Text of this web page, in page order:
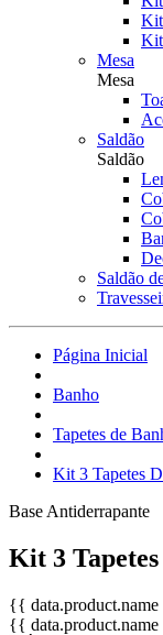
Kit
Kit
Mesa
Mesa
Saldão
Saldão
Saldão
Página Inicial
Banho
Tapetes de
Kit 3 Tapetes
Base Antiderrapante
Kit 3
{{
{{